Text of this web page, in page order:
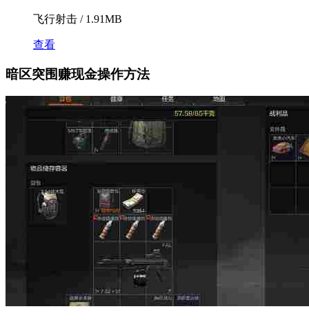
飞行射击 / 1.91MB
查看
暗区突围赚现金操作方法